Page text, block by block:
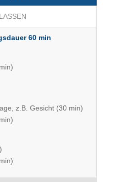
60 min
z.B. Gesicht (30 min)